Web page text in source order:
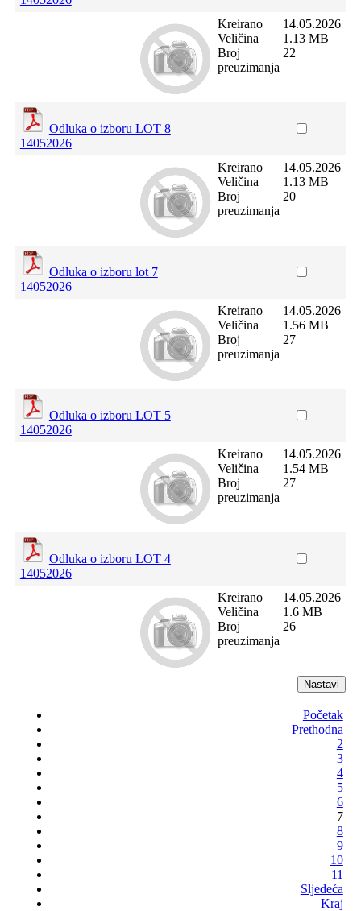
Kreirano
Veličina
Broj
preuzimanja
14.05.2026
1.13 MB
22
Odluka o izboru LOT 8
14052026
Kreirano
Veličina
Broj
preuzimanja
14.05.2026
1.13 MB
20
Odluka o izboru lot 7
14052026
Kreirano
Veličina
Broj
preuzimanja
14.05.2026
1.56 MB
27
Odluka o izboru LOT 5
14052026
Kreirano
Veličina
Broj
preuzimanja
14.05.2026
1.54 MB
27
Odluka o izboru LOT 4
14052026
Kreirano
Veličina
Broj
preuzimanja
14.05.2026
1.6 MB
26
Početak
Prethodna
2
3
4
5
6
7
8
9
10
11
Sljedeća
Kraj